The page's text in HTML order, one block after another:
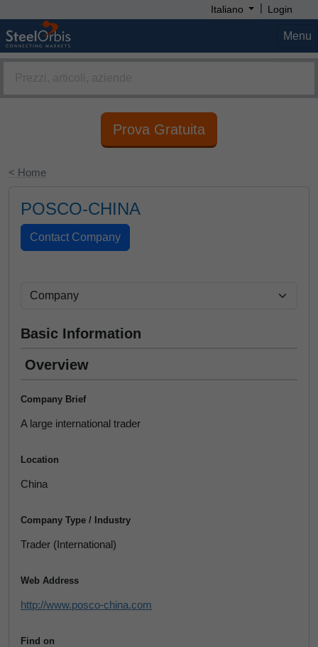
Italiano | Login
Menu
Prova Gratuita
< Home
POSCO-CHINA
Basic Information
Overview
Company Brief
A large international trader
Location
China
Company Type / Industry
Trader (International)
Web Address
http://www.posco-china.com
Find on